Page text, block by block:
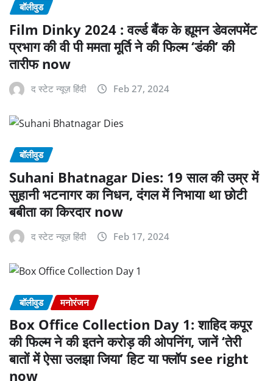
बॉलीवुड
Film Dinky 2024 : वर्ल्ड बैंक के ह्यूमन डेवलपमेंट
प्रभाग की वी पी ममता मूर्ति ने की फिल्म ‘डंकी’ की
तारीफ now
द स्टेट न्यूज़ हिंदी Feb 27, 2024
बॉलीवुड
Suhani Bhatnagar Dies: 19 साल की उम्र में
सुहानी भटनागर का निधन, दंगल में निभाया था छोटी
बबीता का किरदार now
द स्टेट न्यूज़ हिंदी Feb 17, 2024
बॉलीवुड मनोरंजन
Box Office Collection Day 1: शाहिद कपूर
की फिल्म ने की इतने करोड़ की ओपनिंग, जानें ‘तेरी
बातों में ऐसा उलझा जिया’ हिट या फ्लॉप see right
now